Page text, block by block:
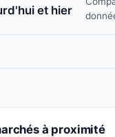
et hier
à proximité